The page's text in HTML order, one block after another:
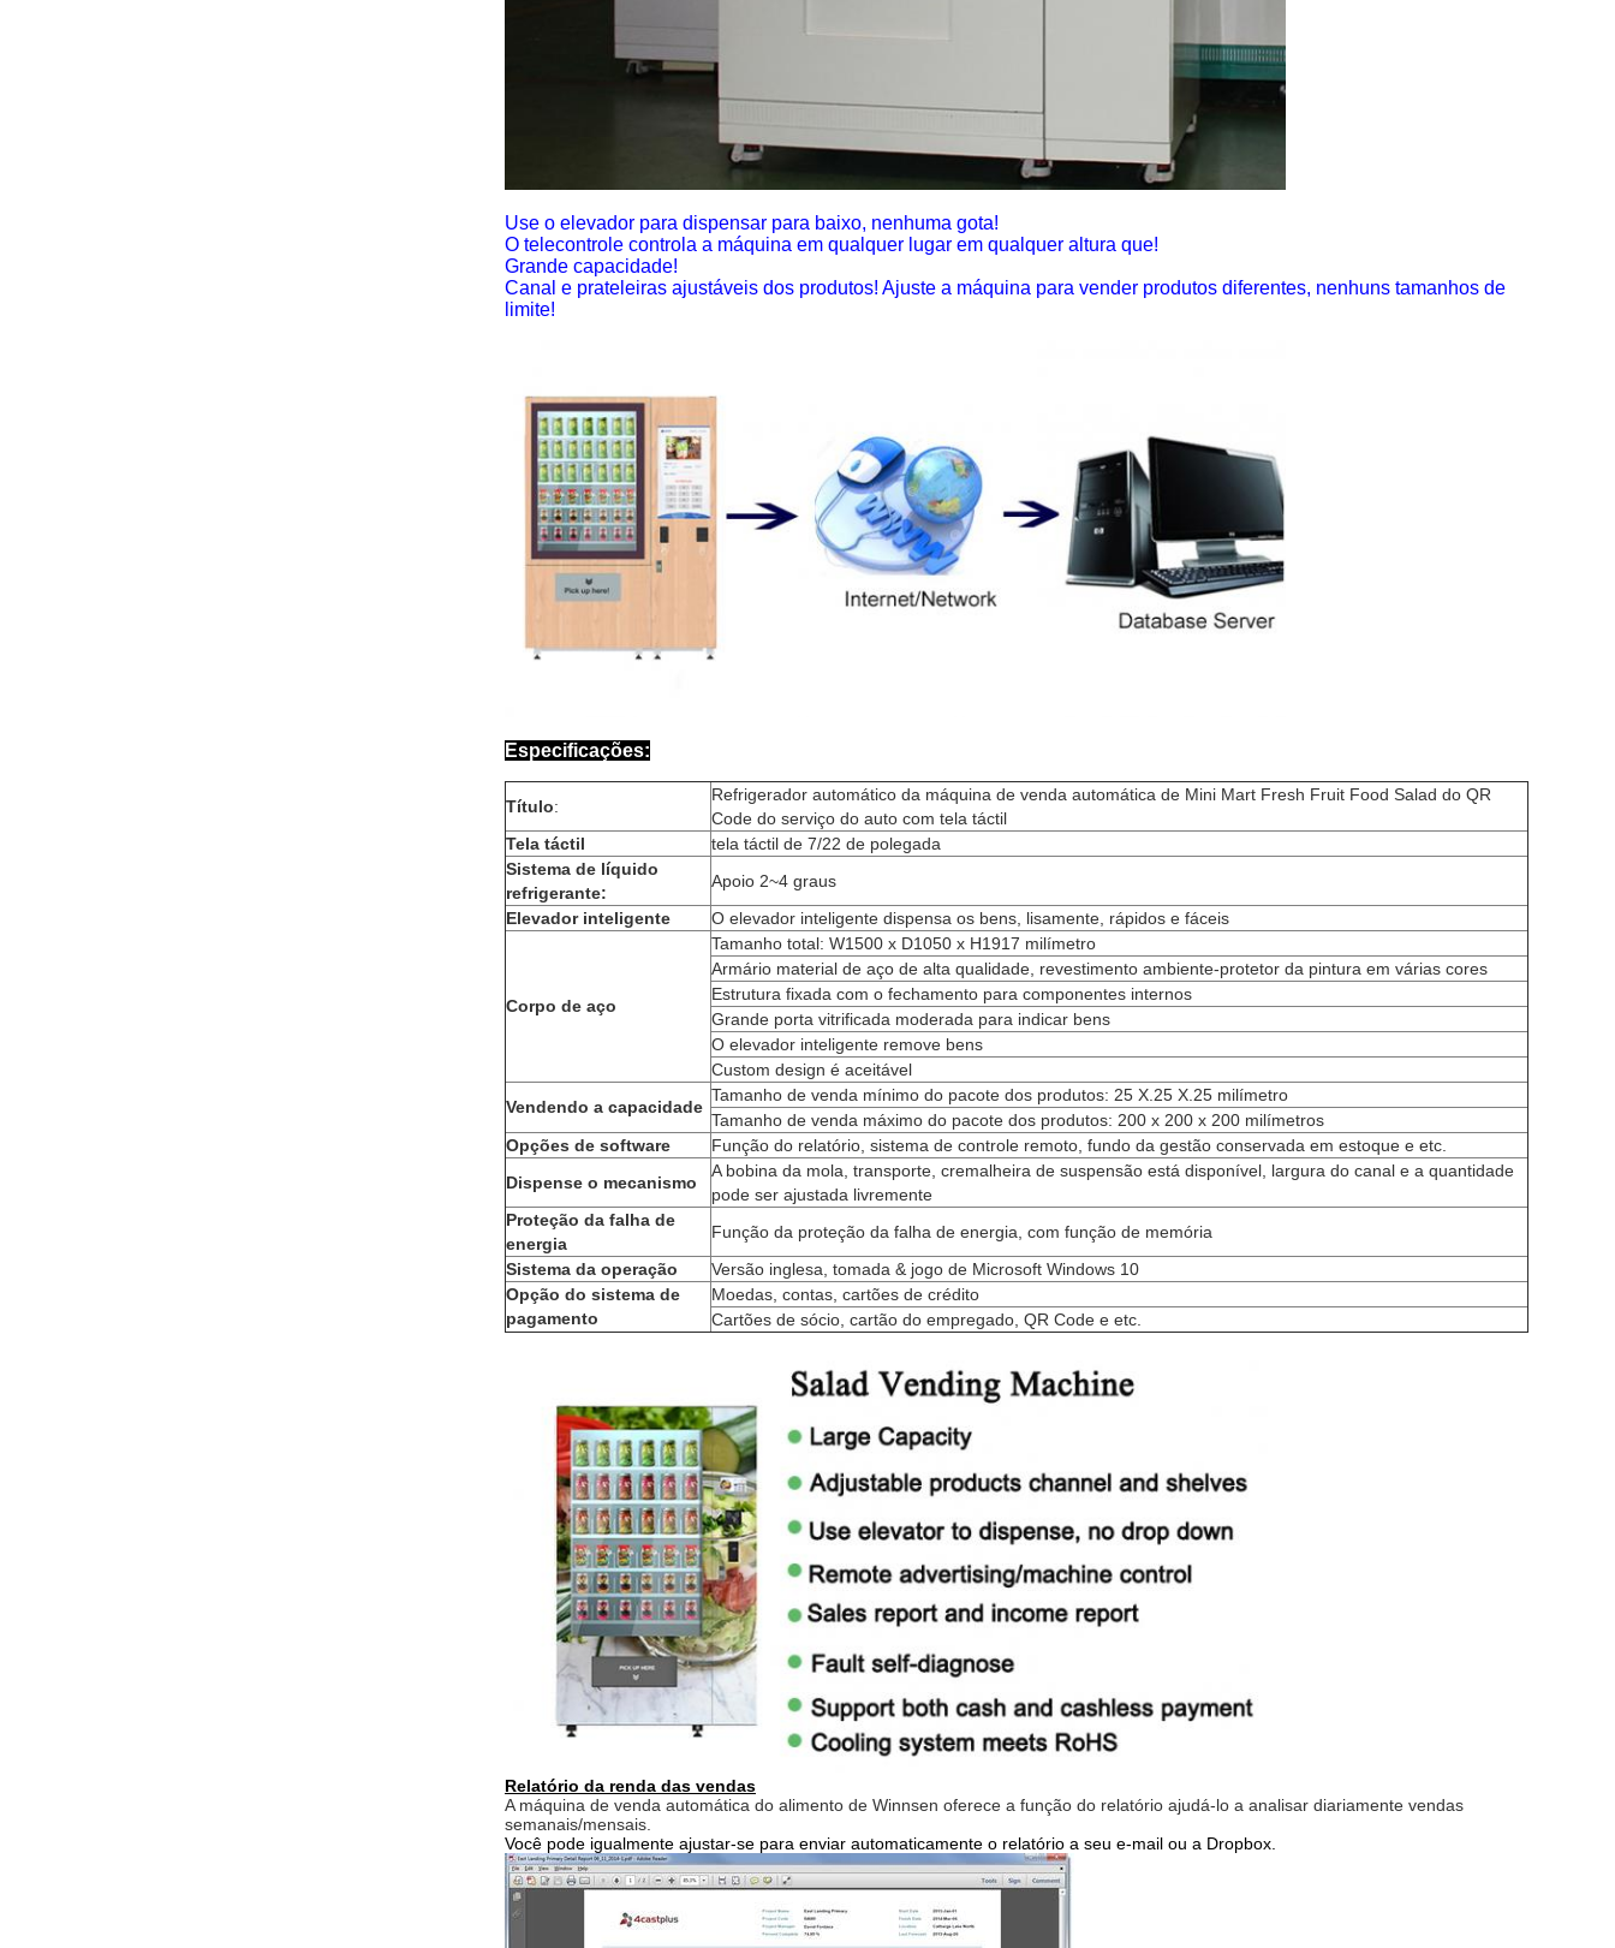
Use o elevador para dispensar para baixo, nenhuma gota!
O telecontrole controla a máquina em qualquer lugar em qualquer altura que!
Grande capacidade!
Canal e prateleiras ajustáveis dos produtos! Ajuste a máquina para vender produtos diferentes, nenhuns tamanhos de
limite!
Especificações:
Título:
Refrigerador automático da máquina de venda automática de Mini Mart Fresh Fruit Food Salad do QR
Code do serviço do auto com tela táctil
Tela táctil
tela táctil de 7/22 de polegada
Sistema de líquido
refrigerante:
Apoio 2~4 graus
Elevador inteligente
O elevador inteligente dispensa os bens, lisamente, rápidos e fáceis
Corpo de aço
Tamanho total: W1500 x D1050 x H1917 milímetro
Armário material de aço de alta qualidade, revestimento ambiente-protetor da pintura em várias cores
Estrutura fixada com o fechamento para componentes internos
Grande porta vitrificada moderada para indicar bens
O elevador inteligente remove bens
Custom design é aceitável
Vendendo a capacidade
Tamanho de venda mínimo do pacote dos produtos: 25 X.25 X.25 milímetro
Tamanho de venda máximo do pacote dos produtos: 200 x 200 x 200 milímetros
Opções de software
Função do relatório, sistema de controle remoto, fundo da gestão conservada em estoque e etc.
Dispense o mecanismo
A bobina da mola, transporte, cremalheira de suspensão está disponível, largura do canal e a quantidade
pode ser ajustada livremente
Proteção da falha de
energia
Função da proteção da falha de energia, com função de memória
Sistema da operação
Versão inglesa, tomada & jogo de Microsoft Windows 10
Opção do sistema de
pagamento
Moedas, contas, cartões de crédito
Cartões de sócio, cartão do empregado, QR Code e etc.
Relatório da renda das vendas
A máquina de venda automática do alimento de Winnsen oferece a função do relatório ajudá-lo a analisar diariamente vendas
semanais/mensais.
Você pode igualmente ajustar-se para enviar automaticamente o relatório a seu e-mail ou a Dropbox.